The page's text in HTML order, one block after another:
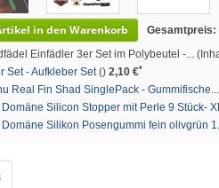
in den Warenkorb Gesamtpreis:
Einfädler 3er Set im Polybeutel -...
Set - Aufkleber Set() 2,10 €*
Real Fin Shad SinglePack - Gummifische...
Silicon Stopper mit Perle 9 Stück-
Silikon Posengummi fein olivgrün